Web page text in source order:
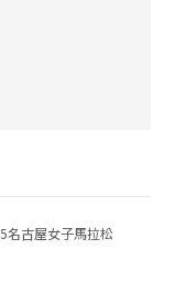
名古屋女子馬拉松